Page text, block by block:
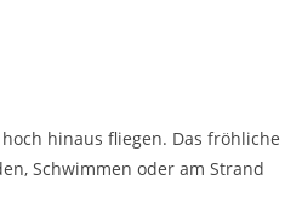
hinaus fliegen. Das fröhliche
Schwimmen oder am Strand